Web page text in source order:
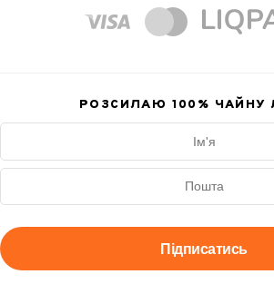
РОЗСИЛАЮ 100% ЧАЙНУ
Підписатись